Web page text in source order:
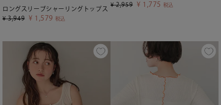
ロングスリーブシャーリングトップス
¥ 3,949 ¥ 1,579 税込
¥ 2,959 ¥ 1,775 税込